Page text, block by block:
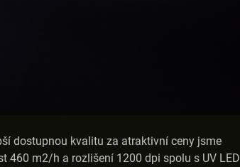
dostupnou kvalitu za atraktivní ceny jsme
460 m2/h a rozlišení 1200 dpi spolu s UV LED